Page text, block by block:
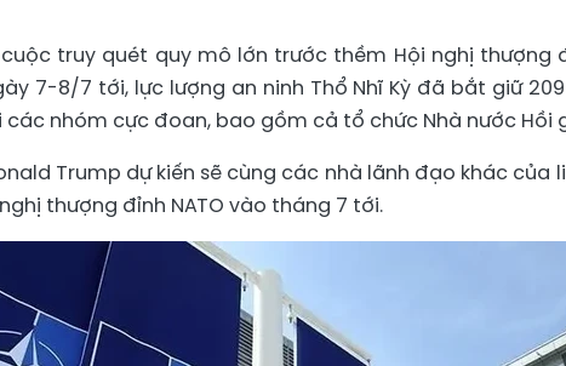
truy quét quy mô lớn trước thềm Hội nghị thượng
7-8/7 tới, lực lượng an ninh Thổ Nhĩ Kỳ đã bắt giữ
các nhóm cực đoan, bao gồm cả tổ chức Nhà nước Hồi
Trump dự kiến sẽ cùng các nhà lãnh đạo khác của
thượng đỉnh NATO vào tháng 7 tới.